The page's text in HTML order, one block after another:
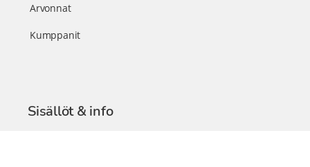
Arvonnat
Kumppanit
Sisällöt & info